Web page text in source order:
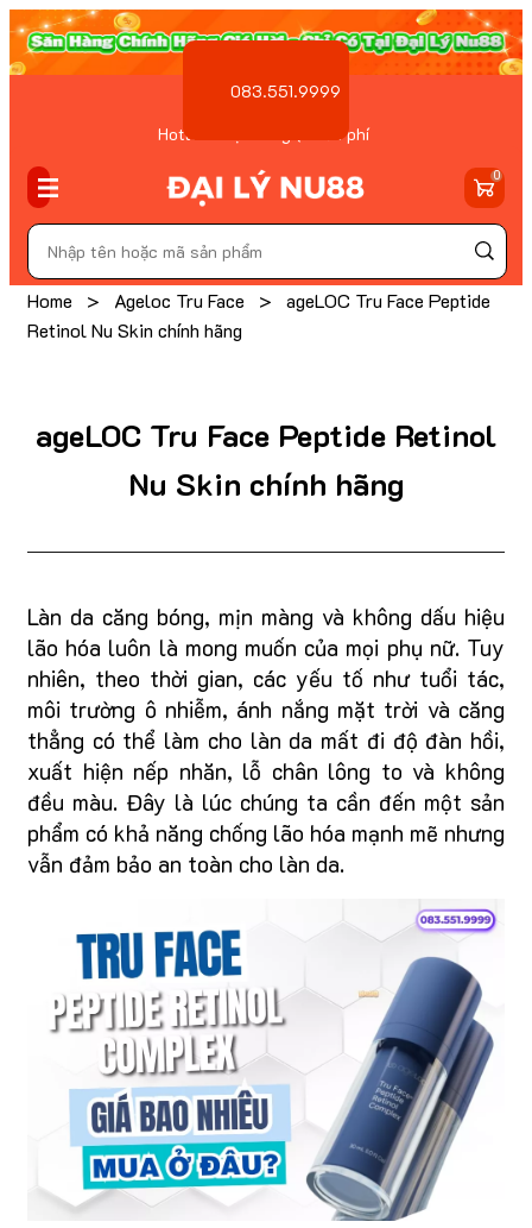
Hotline Đặt hàng ( Miễn phí
083.551.9999
0
Home > Ageloc Tru Face >
ageLOC Tru Face Peptide
Retinol Nu Skin chính hãng
ageLOC Tru Face Peptide Retinol
Nu Skin chính hãng
Làn da căng bóng, mịn màng và không dấu hiệu
lão hóa luôn là mong muốn của mọi phụ nữ. Tuy
nhiên, theo thời gian, các yếu tố như tuổi tác,
môi trường ô nhiễm, ánh nắng mặt trời và căng
thẳng có thể làm cho làn da mất đi độ đàn hồi,
xuất hiện nếp nhăn, lỗ chân lông to và không
đều màu. Đây là lúc chúng ta cần đến một sản
phẩm có khả năng chống lão hóa mạnh mẽ nhưng
vẫn đảm bảo an toàn cho làn da.